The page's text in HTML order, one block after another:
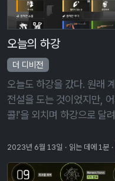
오늘의 하강
더 디비전
오늘도 하강을 갔다. 원래
전설을 도는 것이었지만,
콜!'을 외치며 하강으로 달
이기지 못하 …
2023년 6월 13일 읽는 데에 1분